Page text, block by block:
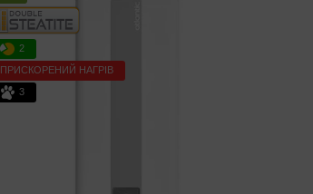
2
ПРИСКОРЕНИЙ НАГРІВ
3